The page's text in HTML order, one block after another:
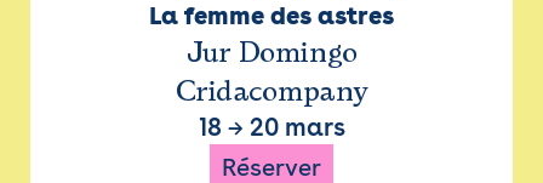
La femme des astres
Jur Domingo
Cridacompany
18 → 20 mars
Réserver